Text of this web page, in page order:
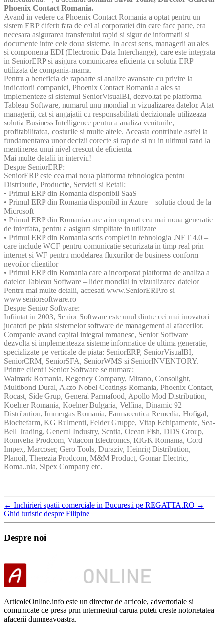
Phoenix Contact Romania.
Avand in vedere ca Phoenix Contact Romania a optat pentru un
sistem ERP diferit fata de cel al corporatiei din care face parte, era
necesara asigurarea transferului rapid si sigur de informatii si
documente intre cele doua sisteme. In acest sens, managerii au ales
si componenta EDI (Electronic Data Interchange), care este integrata
in SeniorERP si asigura comunicarea eficienta cu solutia ERP
utilizata de compania-mama.
Pentru a beneficia de rapoarte si analize avansate cu privire la
indicatorii companiei, Phoenix Contact Romania a ales sa
implementeze si sistemul SeniorVisualBI, dezvoltat pe platforma
Tableau Software, numarul unu mondial in vizualizarea datelor. Atat
managerii, cat si angajatii cu responsabilitati decizionale utilizeaza
solutia Business Intelligence pentru a analiza veniturile,
profitabilitatea, costurile si multe altele. Aceasta contribuie astfel la
fundamentarea unor decizii corecte si rapide si nu in ultimul rand la
mentinerea unui nivel crescut de eficienta.
Mai multe detalii in interviu!
Despre SeniorERP:
SeniorERP este cea mai noua platforma tehnologica pentru
Distributie, Productie, Servicii si Retail:
• Primul ERP din Romania disponibil SaaS
• Primul ERP din Romania disponibil in Azure – solutia cloud de la
Microsoft
• Primul ERP din Romania care a incorporat cea mai noua generatie
de interfata, pentru a asigura simplitate in utilizare
• Primul ERP din Romania scris complet in tehnologia .NET 4.0 –
care include WCF pentru comunicatie securizata in timp real prin
internet si WF pentru modelarea fluxurilor de business conform
nevoilor clientilor
• Primul ERP din Romania care a incorporat platforma de analiza a
datelor Tableau Software – lider mondial in vizualizarea datelor
Pentru mai multe detalii, accesati www.SeniorERP.ro si
www.seniorsoftware.ro
Despre Senior Software:
Infiintat in 2003, Senior Software este unul dintre cei mai inovatori
jucatori pe piata sistemelor software de management al afacerilor.
Companie avand capital integral romanesc, Senior Software
dezvolta si implementeaza sisteme informatice de ultima generatie,
specializate pe verticale de piata: SeniorERP, SeniorVisualBI,
SeniorCRM, SeniorSFA, SeniorWMS si SeniorINVENTORY.
Printre clientii Senior Software se numara:
Walmark Romania, Regency Company, Mirano, Consolight,
Multibond Dural, Akzo Nobel Coatings Romania, Phoenix Contact,
Rocast, Side Grup, General Parmafood, Apollo Mod Distribution,
Koelner Romania, Koelner Bulgaria, Velfina, Dinamic 92
Distribution, Immergas Romania, Farmaceutica Remedia, Hofigal,
Biochefarm, KG Rulmenti, Felder Gruppe, Vitap Echipamente, Sea-
Bell Trading, General Industry, Sentia, Ocean Fish, DDS Group,
Romvelia Prodcom, Vitacom Electronics, RIGK Romania, Cord
Impex, Marcoser, Gero Tools, Duraziv, Heinrig Distribution,
Planoil, Therezia Prodcom, M&M Product, Gomar Electric,
Roma..nia, Sipex Company etc.
← Inchirieri spatii comerciale in Bucuresti pe REGATTA.RO →
Ghid turistic despre Filipine
Despre noi
ArticoleOnline.info este un director de articole, advertoriale si
comunicate de presa prin intermediul caruia puteti creste notorietatea
afacerii dumneavoastra.